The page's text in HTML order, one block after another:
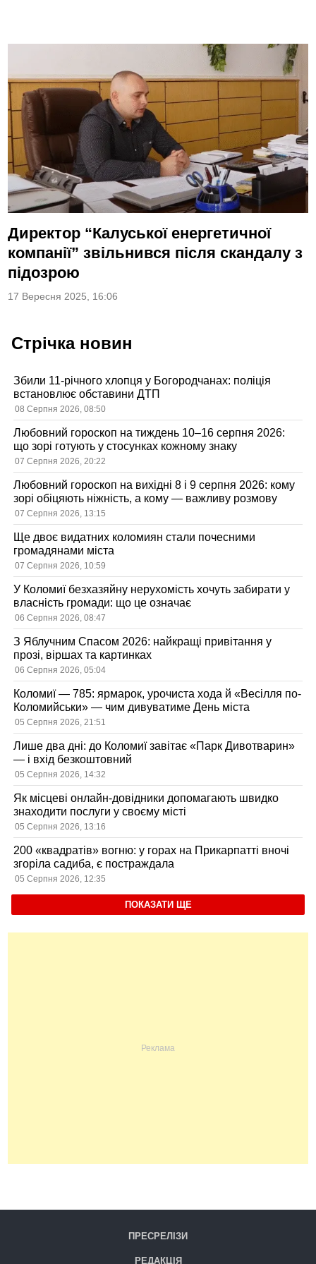
Директор “Калуської енергетичної
компанії” звільнився після скандалу з
підозрою
17 Вересня 2025, 16:06
Стрічка новин
Збили 11-річного хлопця у Богородчанах: поліція
встановлює обставини ДТП
08 Серпня 2026, 08:50
Любовний гороскоп на тиждень 10–16 серпня 2026:
що зорі готують у стосунках кожному знаку
07 Серпня 2026, 20:22
Любовний гороскоп на вихідні 8 і 9 серпня 2026: кому
зорі обіцяють ніжність, а кому — важливу розмову
07 Серпня 2026, 13:15
Ще двоє видатних коломиян стали почесними
громадянами міста
07 Серпня 2026, 10:59
У Коломиї безхазяйну нерухомість хочуть забирати у
власність громади: що це означає
06 Серпня 2026, 08:47
З Яблучним Спасом 2026: найкращі привітання у
прозі, віршах та картинках
06 Серпня 2026, 05:04
Коломиї — 785: ярмарок, урочиста хода й «Весілля по-
Коломийськи» — чим дивуватиме День міста
05 Серпня 2026, 21:51
Лише два дні: до Коломиї завітає «Парк Дивотварин»
— і вхід безкоштовний
05 Серпня 2026, 14:32
Як місцеві онлайн-довідники допомагають швидко
знаходити послуги у своєму місті
05 Серпня 2026, 13:16
200 «квадратів» вогню: у горах на Прикарпатті вночі
згоріла садиба, є постраждала
05 Серпня 2026, 12:35
ПОКАЗАТИ ЩЕ
ПРЕСРЕЛІЗИ
РЕДАКЦІЯ